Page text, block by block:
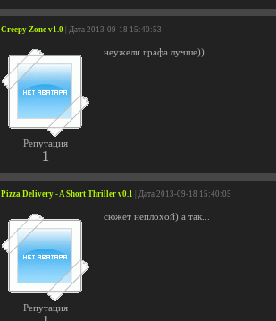
Creepy Zone v1.0 | Дата 2013-09-18 15:40:53
Репутация
1
неужели графа лучше))
Pizza Delivery - A Short Thriller v0.1 | Дата 2013-09-18 15:40:05
Репутация
сюжет неплохой) а так...